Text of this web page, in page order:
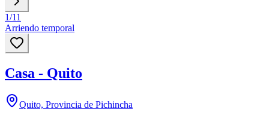
1/11
Arriendo temporal
Casa - Quito
Quito, Provincia de Pichincha